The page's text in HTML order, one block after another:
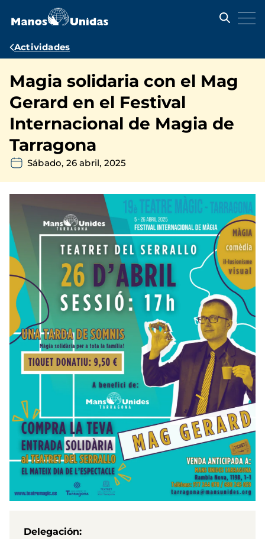
contenido
Ruta
navegación
Actividades
Magia solidaria con el Mag
Gerard en el Festival
Internacional de Magia de
Tarragona
Sábado, 26 abril, 2025
Delegación